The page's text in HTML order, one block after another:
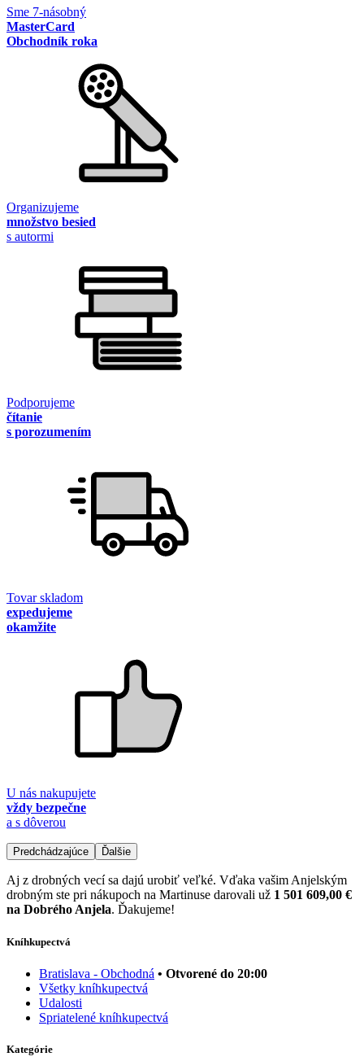
Sme 7-násobný
MasterCard
Obchodník roka
Organizujeme
množstvo besied
s autormi
Podporujeme
čítanie
s porozumením
Tovar skladom
expedujeme
okamžite
U nás nakupujete
vždy bezpečne
a s dôverou
Predchádzajúce Ďalšie
Aj z drobných vecí sa dajú urobiť veľké. Vďaka vašim Anjelským
drobným ste pri nákupoch na Martinuse darovali už 1 501 609,00 €
na Dobrého Anjela. Ďakujeme!
Kníhkupectvá
Bratislava - Obchodná • Otvorené do 20:00
Všetky kníhkupectvá
Udalosti
Spriatelené kníhkupectvá
Kategórie